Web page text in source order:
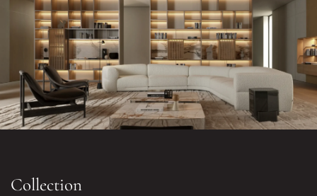
Collection